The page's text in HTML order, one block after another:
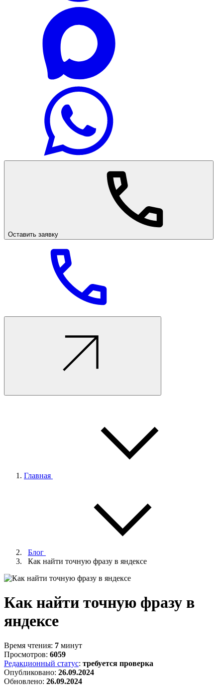
Оставить заявку
Главная
Блог
Как найти точную фразу в яндексе
Как найти точную фразу в
яндексе
Время чтения: 7 минут
Просмотров: 6059
Редакционный статус: требуется проверка
Опубликовано: 26.09.2024
Обновлено: 26.09.2024